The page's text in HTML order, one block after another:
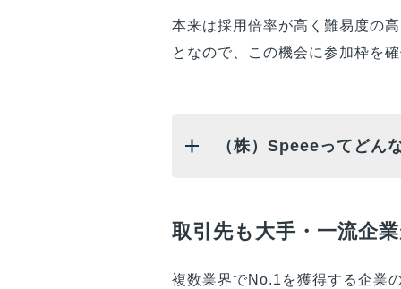
本来は採用倍率が高く難易度の
となので、この機会に参加枠を
（株）Speeeってどん
取引先も大手・一流企
複数業界でNo.1を獲得する企業